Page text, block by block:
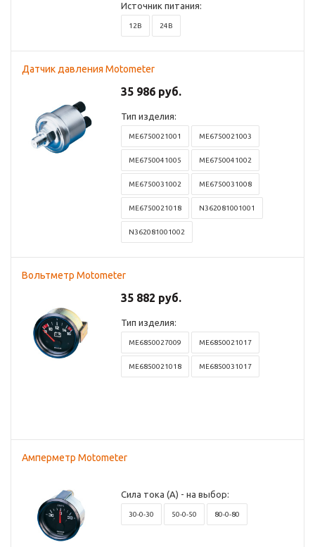
Источник питания:
12В 24В
Датчик давления Motometer
35 986 руб.
Тип изделия:
ME6750021001 ME6750021003
ME6750041005 ME6750041002
ME6750031002 ME6750031008
ME6750021018 N362081001001
N362081001002
Вольтметр Motometer
35 882 руб.
Тип изделия:
ME6850027009 ME6850021017
ME6850021018 ME6850031017
Амперметр Motometer
Сила тока (А) - на выбор:
30-0-30 50-0-50 80-0-80